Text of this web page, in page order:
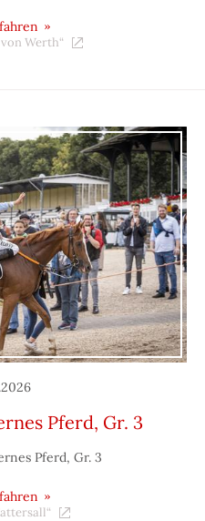
von Werth“
Pferd, Gr. 3
Pferd, Gr. 3